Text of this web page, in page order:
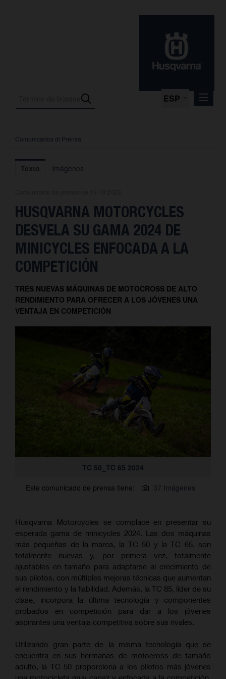
ESP
Comunicados di Prensa
Media
Contacto
Comunicados di Prensa
Texto Imágenes
HUSQVARNA MOTORCYCLES
DESVELA SU GAMA 2024 DE
MINICYCLES ENFOCADA A LA
COMPETICIÓN
TRES NUEVAS MÁQUINAS DE MOTOCROSS DE ALTO
RENDIMIENTO PARA OFRECER A LOS JÓVENES UNA
VENTAJA EN COMPETICIÓN
TC 50_TC 65 2024
Este comunicado de prensa tiene:
37 Imágenes
Husqvarna Motorcycles se complace en presentar su
esperada gama de minicycles 2024. Las dos máquinas
más pequeñas de la marca, la TC 50 y la TC 65, son
totalmente nuevas y, por primera vez, totalmente
ajustables en tamaño para adaptarse al crecimiento de
sus pilotos, con múltiples mejoras técnicas que aumentan
el rendimiento y la fiabilidad. Además, la TC 85, líder de su
clase, incorpora la última tecnología y componentes
probados en competición para dar a los jóvenes
aspirantes una ventaja competitiva sobre sus rivales.
Utilizando gran parte de la misma tecnología que se
encuentra en sus hermanas de motocross de tamaño
adulto, la TC 50 proporciona a los pilotos más jóvenes